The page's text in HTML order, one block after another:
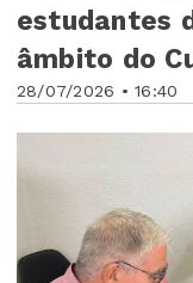
28/07/2026 • 16:40
estudantes
âmbito do